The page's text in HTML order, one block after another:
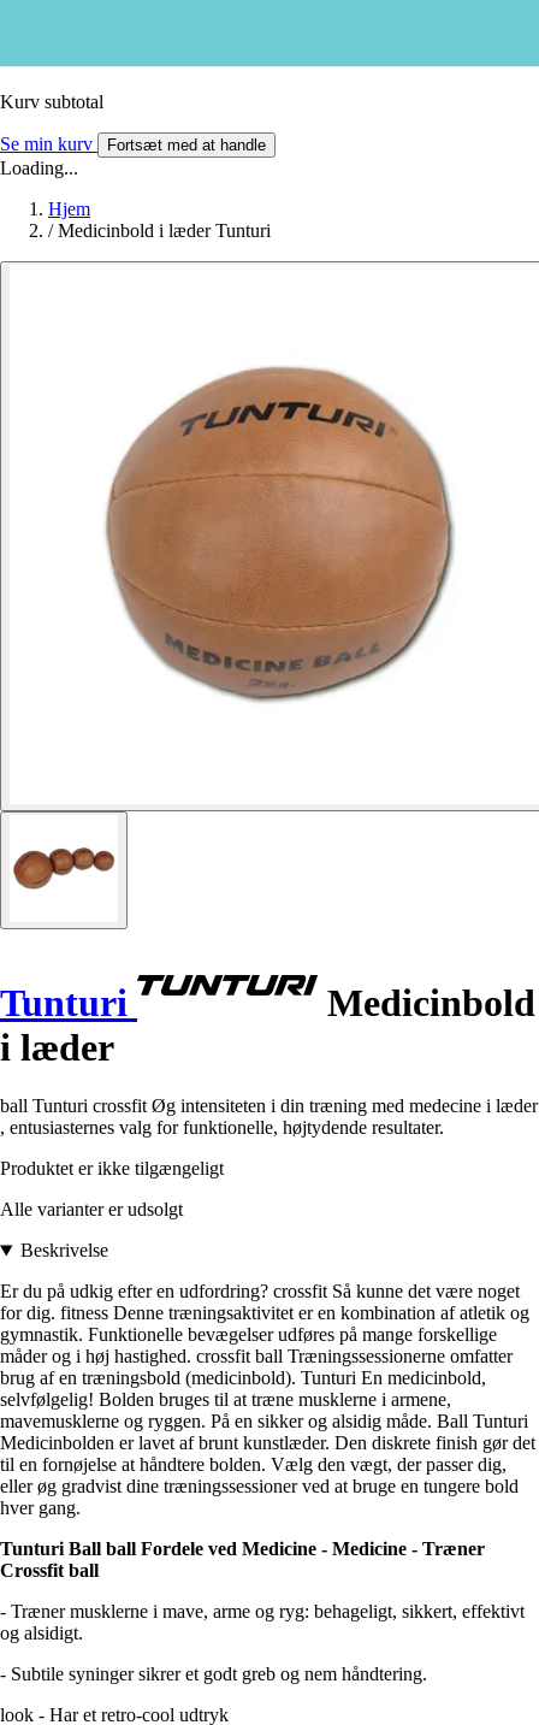
Kurv subtotal
Se min kurv Fortsæt med at handle
Loading...
Hjem
/ Medicinbold i læder Tunturi
Tunturi
Medicinbold
i læder
ball Tunturi crossfit Øg intensiteten i din træning med medecine i læder
, entusiasternes valg for funktionelle, højtydende resultater.
Produktet er ikke tilgængeligt
Alle varianter er udsolgt
Beskrivelse
Er du på udkig efter en udfordring? crossfit Så kunne det være noget
for dig. fitness Denne træningsaktivitet er en kombination af atletik og
gymnastik. Funktionelle bevægelser udføres på mange forskellige
måder og i høj hastighed. crossfit ball Træningssessionerne omfatter
brug af en træningsbold (medicinbold). Tunturi En medicinbold,
selvfølgelig! Bolden bruges til at træne musklerne i armene,
mavemusklerne og ryggen. På en sikker og alsidig måde. Ball Tunturi
Medicinbolden er lavet af brunt kunstlæder. Den diskrete finish gør det
til en fornøjelse at håndtere bolden. Vælg den vægt, der passer dig,
eller øg gradvist dine træningssessioner ved at bruge en tungere bold
hver gang.
Tunturi Ball ball Fordele ved Medicine - Medicine - Træner
Crossfit ball
- Træner musklerne i mave, arme og ryg: behageligt, sikkert, effektivt
og alsidigt.
- Subtile syninger sikrer et godt greb og nem håndtering.
look - Har et retro-cool udtryk